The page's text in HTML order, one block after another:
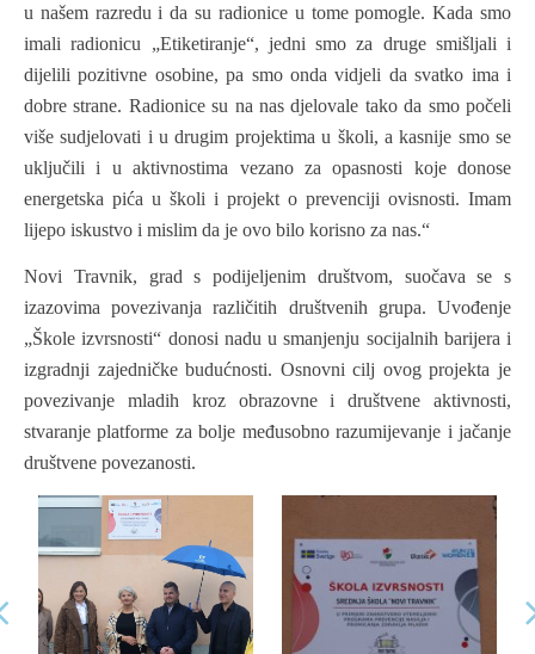
u našem razredu i da su radionice u tome pomogle. Kada smo
imali radionicu „Etiketiranje“, jedni smo za druge smišljali i
dijelili pozitivne osobine, pa smo onda vidjeli da svatko ima i
dobre strane. Radionice su na nas djelovale tako da smo počeli
više sudjelovati i u drugim projektima u školi, a kasnije smo se
uključili i u aktivnostima vezano za opasnosti koje donose
energetska pića u školi i projekt o prevenciji ovisnosti. Imam
lijepo iskustvo i mislim da je ovo bilo korisno za nas.“
Novi Travnik, grad s podijeljenim društvom, suočava se s
izazovima povezivanja različitih društvenih grupa. Uvođenje
„Škole izvrsnosti“ donosi nadu u smanjenju socijalnih barijera i
izgradnji zajedničke budućnosti. Osnovni cilj ovog projekta je
povezivanje mladih kroz obrazovne i društvene aktivnosti,
stvaranje platforme za bolje međusobno razumijevanje i jačanje
društvene povezanosti.